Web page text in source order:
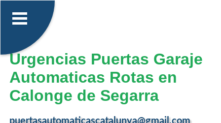
Urgencias Puertas Garaje
Automaticas Rotas en
Calonge de Segarra